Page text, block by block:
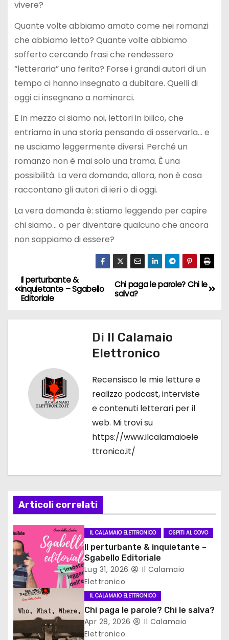
vivere?
Quante volte abbiamo amato come nei romanzi
che abbiamo letto? Quante volte abbiamo
sofferto cercando frasi che rendessero
“letteraria” una ferita? Forse i grandi autori di un
tempo ci hanno insegnato a dubitare. Quelli di
oggi ci insegnano a nominarci.
E in mezzo ci siamo noi, lettori in bilico, che
entriamo in una storia pensando di osservarla… e
ne usciamo leggermente diversi. Perché un
romanzo non è mai solo una trama. È una
possibilità. La vera domanda, allora, non è cosa
raccontano gli autori di ieri o di oggi.
La vera domanda è: stiamo leggendo per capire
chi siamo… o per diventare qualcuno che ancora
non sappiamo di essere?
N
a
n
e
a
r
t
i
c
o
Chi paga le parole? Chi le
salva?
Il perturbante &
inquietante – Sgabello
Editoriale
Di Il Calamaio
Elettronico
Recensisco le mie letture e
realizzo podcast, interviste
e contenuti letterari per il
web. Mi trovi su
https://www.ilcalamaioele
ttronico.it/
Articoli correlati
IL CALAMAIO ELETTRONICO OSPITI AL COVO
Il perturbante & inquietante –
Sgabello Editoriale
Lug 31, 2026
Il Calamaio
Elettronico
IL CALAMAIO ELETTRONICO
Chi paga le parole? Chi le salva?
Apr 28, 2026
Il Calamaio
Elettronico